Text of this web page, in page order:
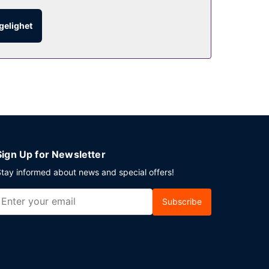
Up for Newsletter
informed about news and special offers!
Subscribe